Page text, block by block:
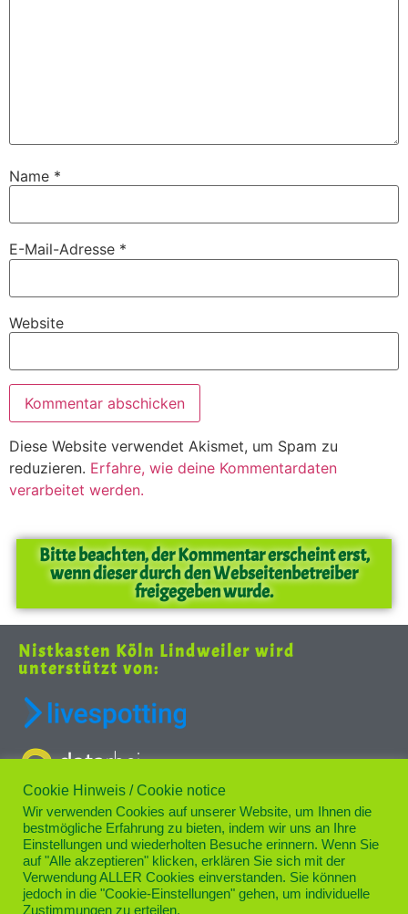
Name *
E-Mail-Adresse *
Website
Diese Website verwendet Akismet, um Spam zu
reduzieren. Erfahre, wie deine Kommentardaten
verarbeitet werden.
Bitte beachten, der Kommentar erscheint erst,
wenn dieser durch den Webseitenbetreiber
freigegeben wurde.
Nistkasten Köln Lindweiler wird
unterstützt von:
Das schönste Veedel im Norden von Köln
Cookie Hinweis / Cookie notice
Wir verwenden Cookies auf unserer Website, um Ihnen die
bestmögliche Erfahrung zu bieten, indem wir uns an Ihre
Einstellungen und wiederholten Besuche erinnern. Wenn Sie
auf "Alle akzeptieren" klicken, erklären Sie sich mit der
Verwendung ALLER Cookies einverstanden. Sie können
jedoch in die "Cookie-Einstellungen" gehen, um individuelle
Zustimmungen zu erteilen.